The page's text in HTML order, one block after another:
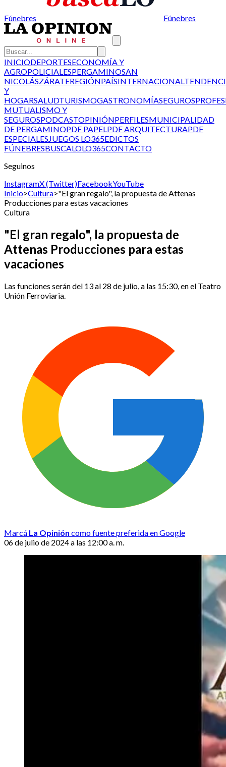
Fúnebres Fúnebres
INICIODEPORTESECONOMÍA Y
AGROPOLICIALESPERGAMINOSAN
NICOLÁSZÁRATEREGIÓNPAÍSINTERNACIONAL
Y
HOGARSALUDTURISMOGASTRONOMÍASEGUROS
MUTUALISMO Y
SEGUROSPODCASTOPINIÓNPERFILESMUNICIPALIDAD
DE PERGAMINOPDF PAPELPDF ARQUITECTURAPDF
ESPECIALESJUEGOS LO365EDICTOS
FÚNEBRESBUSCALOLO365CONTACTO
Seguinos
InstagramX (Twitter)FacebookYouTube
Inicio>Cultura>"El gran regalo", la propuesta de Attenas
Producciones para estas vacaciones
Cultura
"El gran regalo", la propuesta de
Attenas Producciones para estas
vacaciones
Las funciones serán del 13 al 28 de julio, a las 15:30, en el Teatro
Unión Ferroviaria.
Marcá La Opinión como fuente preferida en Google
06 de julio de 2024 a las 12:00 a. m.